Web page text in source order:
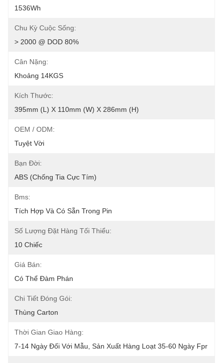
1536Wh
Chu Kỳ Cuộc Sống:
> 2000 @ DOD 80%
Cân Nặng:
Khoảng 14KGS
Kích Thước:
395mm (L) X 110mm (W) X 286mm (H)
OEM / ODM:
Tuyệt Vời
Bạn Đời:
ABS (chống Tia Cực Tím)
Bms:
Tích Hợp Và Có Sẵn Trong Pin
Số Lượng Đặt Hàng Tối Thiểu:
10 Chiếc
Giá Bán:
Có Thể Đàm Phán
Chi Tiết Đóng Gói:
Thùng Carton
Thời Gian Giao Hàng:
7-14 Ngày Đối Với Mẫu, Sản Xuất Hàng Loạt 35-60 Ngày Fpr